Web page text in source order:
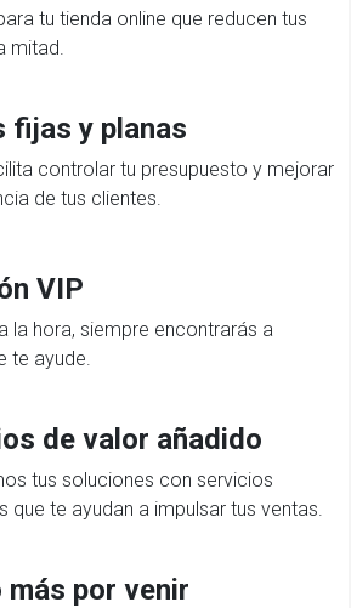
tu tienda online que reducen tus
mitad.
fijas y planas
controlar tu presupuesto y mejorar
de tus clientes.
VIP
la hora, siempre encontrarás a
te ayude.
de valor añadido
tus soluciones con servicios
que te ayudan a impulsar tus ventas.
más por venir